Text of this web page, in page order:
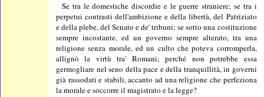
Se tra le domestiche discordie e le guerre straniere; se tra i
perpetui contrasti dell'ambizione e della libertà, del Patriziato
e della plebe, del Senato e de' tribuni; se sotto una costituzione
sempre incostante, ed un governo sempre alterato, tra una
religione senza morale, ed un culto che poteva corromperla,
allignò la virtù tra' Romani; perché non potrebbe essa
germogliare nel seno della pace e della tranquillità, in governi
già rassodati e stabili, accanto ad una religione che perfeziona
la morale e soccorre il magistrato e la legge?